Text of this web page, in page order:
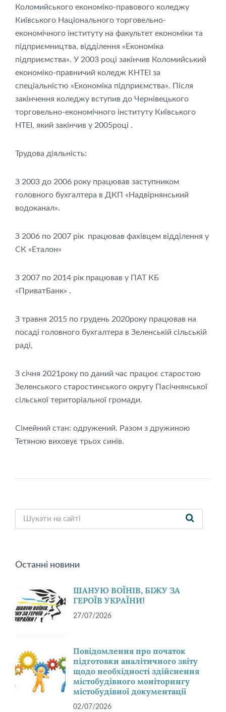
Коломийського економіко-правового коледжу
Київського Національного торговельно-
економічного інституту на факультет економіки та
підприємництва, відділення «Економіка
підприємства». У 2003 році закінчив Коломийський
економіко-правничий коледж КНТЕІ за
спеціальністю «Економіка підприємства». Після
закінчення коледжу вступив до Чернівецького
торговельно-економічного інституту Київського
НТЕІ, який закінчив у 2005році .
Трудова діяльність:
З 2003 до 2006 року працював заступником
головного бухгалтера в ДКП «Надвірнянський
водоканал».
З 2006 по 2007 рік працював фахівцем відділення у
СК «Еталон»
З 2007 по 2014 рік працював у ПАТ КБ
«ПриватБанк» .
З травня 2015 по грудень 2020року працював на
посаді головного бухгалтера в Зеленській сільській
раді,
З січня 2021року по даний час працює старостою
Зеленського старостинського округу Пасічнянської
сільської територіальної громади.
Сімейний стан: одружений. Разом з дружиною
Тетяною виховує трьох синів.
Останні новини
ШАНУЮ ВОЇНІВ, БІЖУ ЗА
ГЕРОЇВ УКРАЇНИ!
27/07/2026
Повідомлення про початок
підготовки аналітичного звіту
щодо необхідності здійснення
містобудівного моніторингу
містобудівної документації
02/07/2026